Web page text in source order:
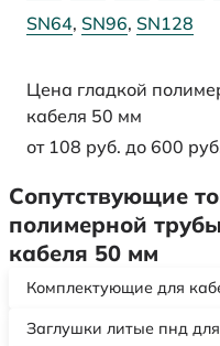
SN64, SN96, SN128
Цена гладкой
кабеля 50 мм
от 108 руб. до 600
Сопутствующие
полимерной
кабеля 50 мм
Комплектующие для
Заглушки литые пнд